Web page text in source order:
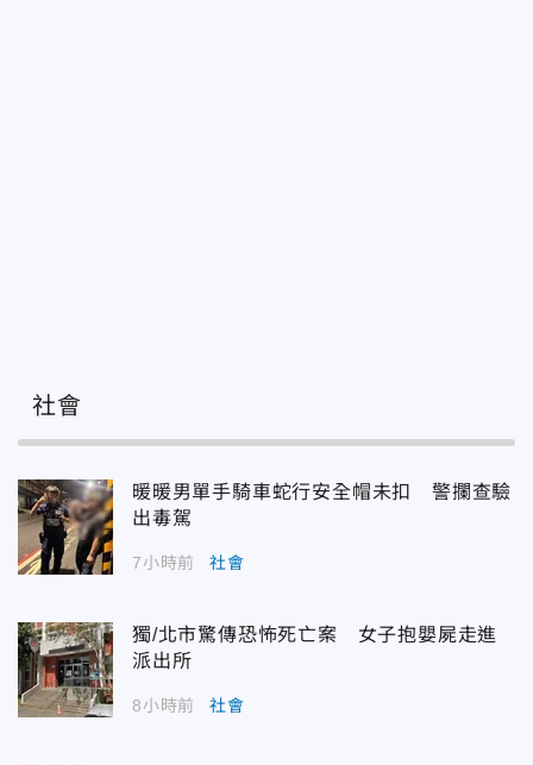
社會
暖暖男單手騎車蛇行安全帽未扣 警攔查驗
出毒駕
7小時前 社會
獨/北市驚傳恐怖死亡案 女子抱嬰屍走進
派出所
8小時前 社會